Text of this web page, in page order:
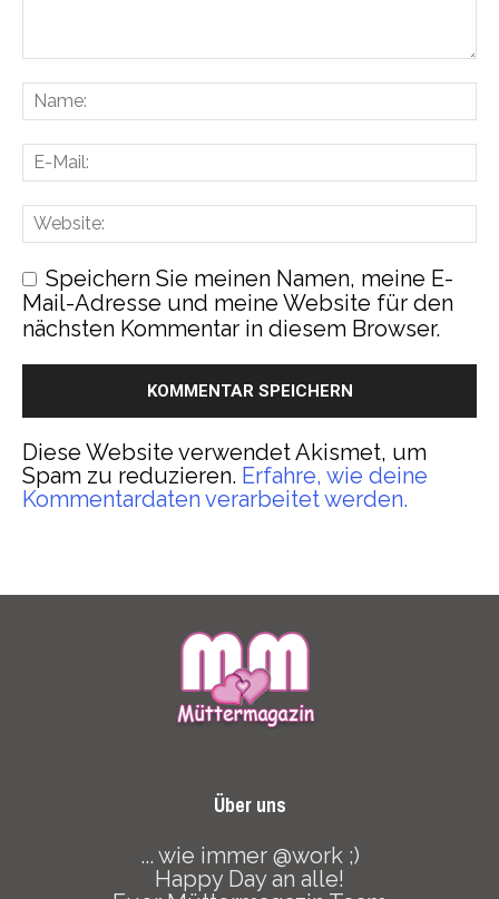
Speichern Sie meinen Namen, meine E-
Mail-Adresse und meine Website für den
nächsten Kommentar in diesem Browser.
Diese Website verwendet Akismet, um
Spam zu reduzieren. Erfahre, wie deine
Kommentardaten verarbeitet werden.
Über uns
... wie immer @work ;)
Happy Day an alle!